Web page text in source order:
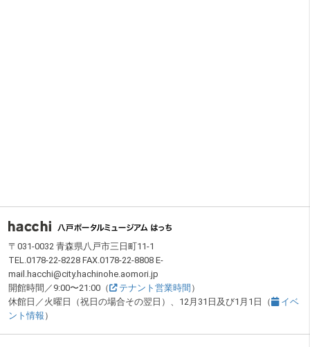
フッター
〒031-0032 青森県八戸市三日町11-1
TEL.0178-22-8228 FAX.0178-22-8808 E-
mail.hacchi@city.hachinohe.aomori.jp
開館時間／9:00〜21:00（
テナント営業時間 ）
休館日／火曜日（祝日の場合その翌日）、12月31日及び1月1日（
イベ
ント情報 ）